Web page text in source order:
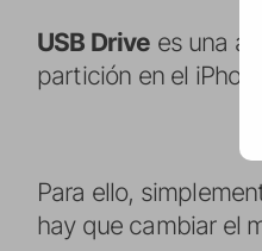
USB Drive es una
partición en el
Para ello,
hay que cambiar el